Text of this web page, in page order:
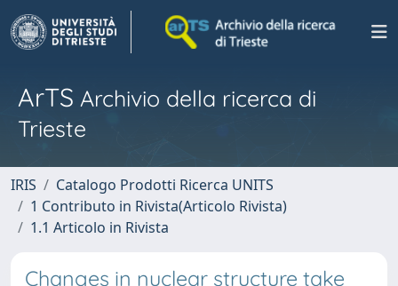
ArTS Archivio della ricerca di
Trieste
IRIS
Catalogo Prodotti Ricerca UNITS
1 Contributo in Rivista(Articolo Rivista)
1.1 Articolo in Rivista
Changes in nuclear structure take